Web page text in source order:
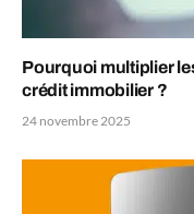
Pourquoi multiplier
crédit immobilier ?
24 novembre 2025